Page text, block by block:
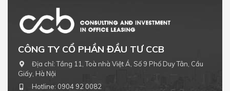
CÔNG TY CỔ PHẦN ĐẦU TƯ CCB
Địa chỉ:Tầng 11, Toà nhà Việt Á, Số 9 Phố Duy Tân, Cầu
Giấy, Hà Nội
Hotline: 0904 92 0082